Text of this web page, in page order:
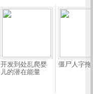
开发到处乱爬婴
儿的潜在能量
僵尸人字拖